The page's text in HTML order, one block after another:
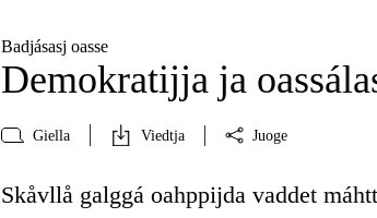
Badjásasj oasse
Demokratijja ja
Giella Viedtja Juoge
Skåvllå galggá oahppijda vaddet